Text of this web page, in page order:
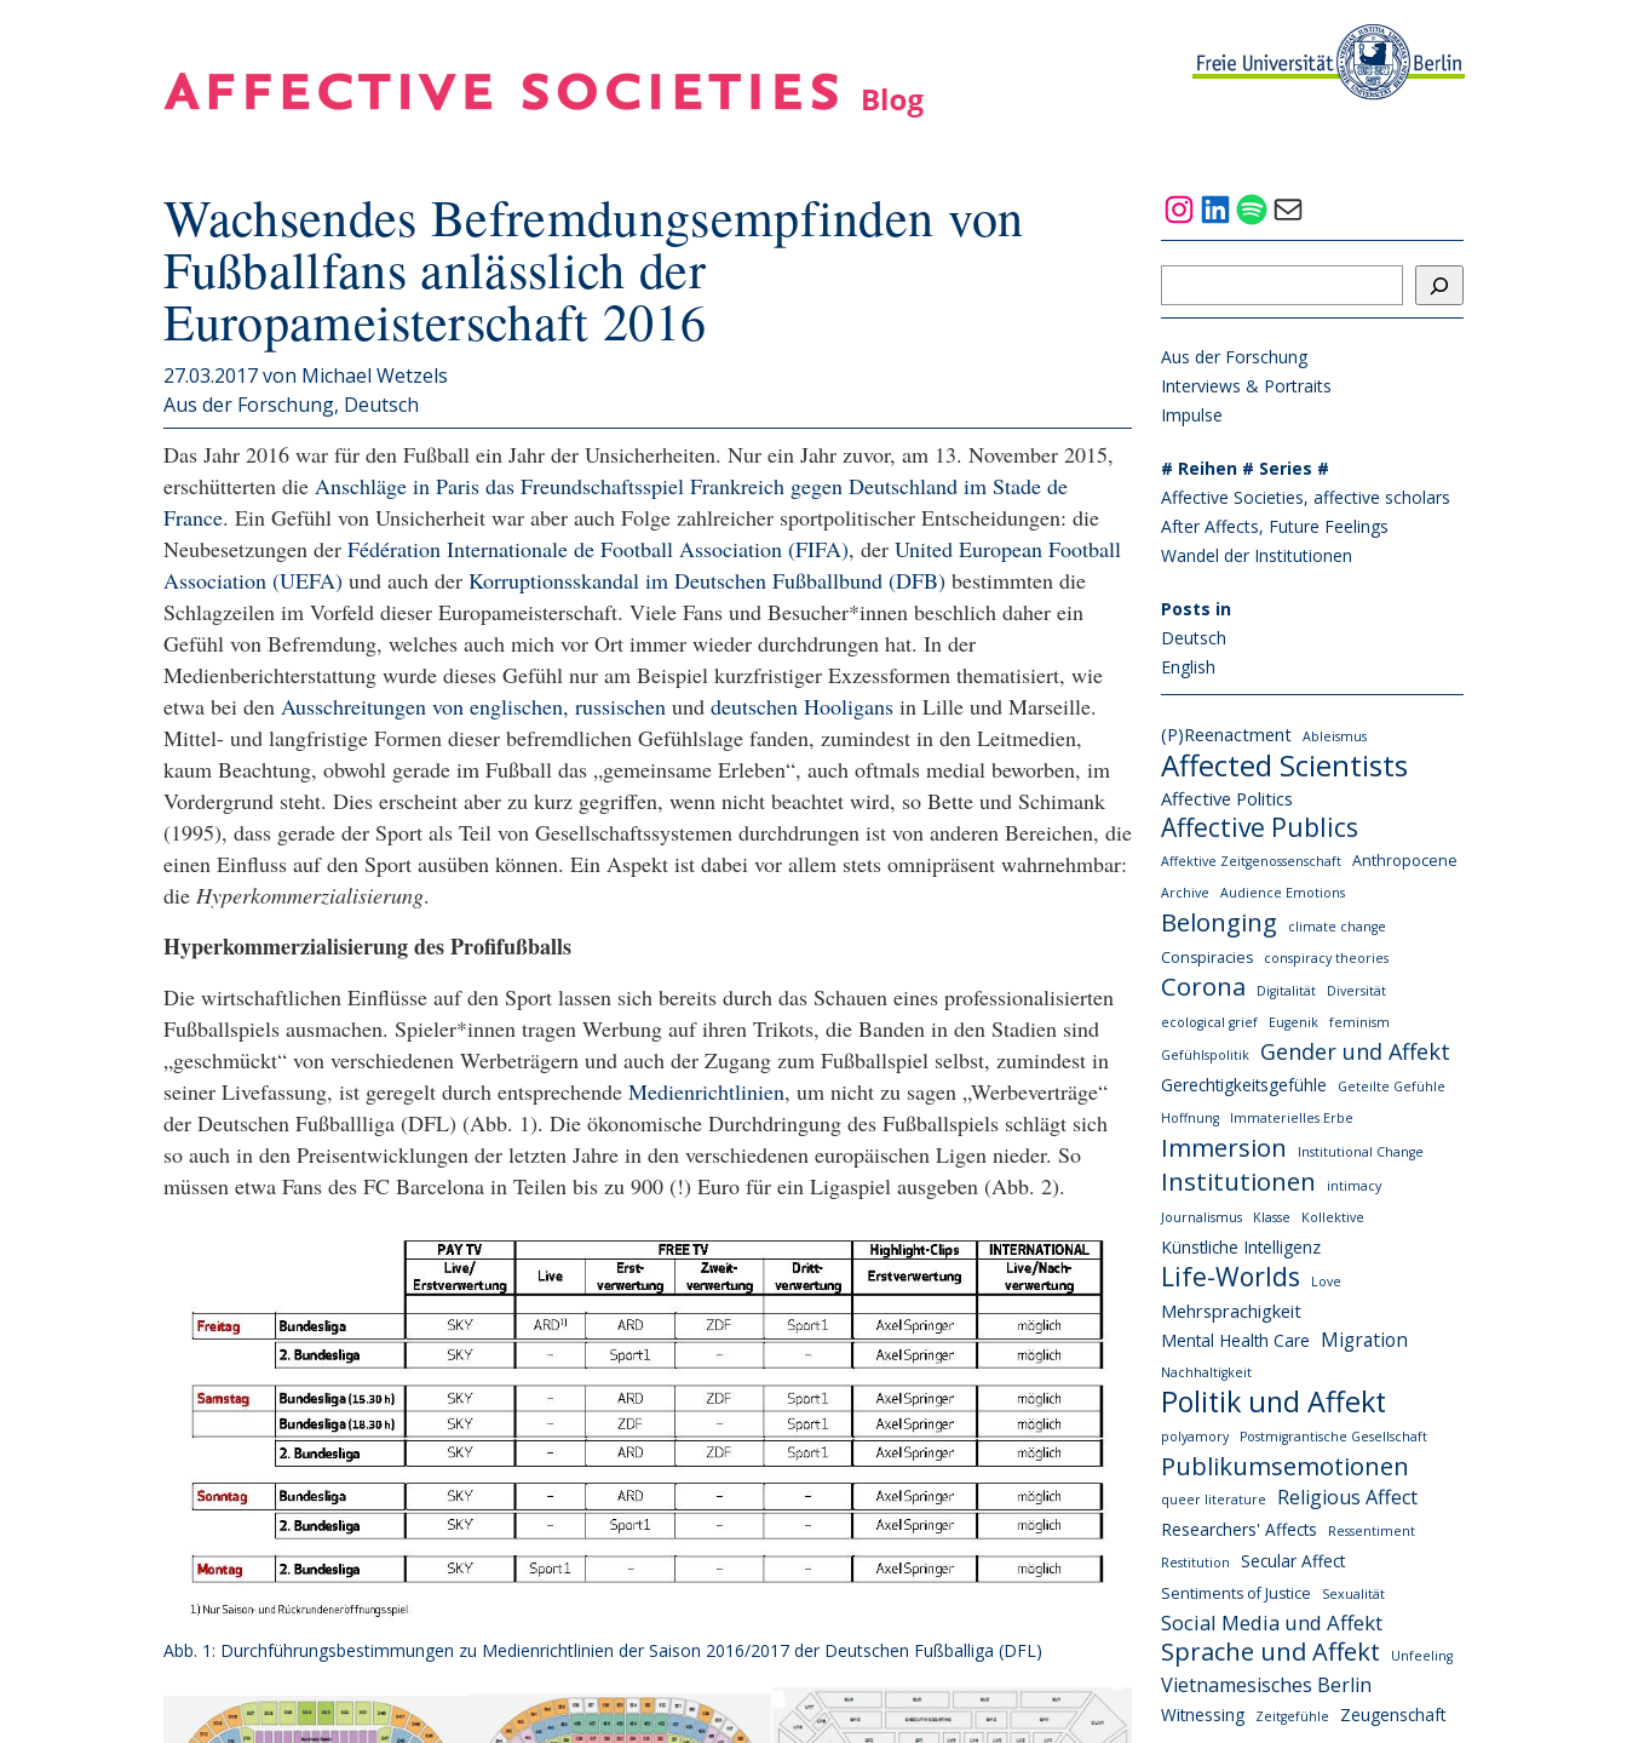
Wachsendes Befremdungsempfinden von
Fußballfans anlässlich der
Europameisterschaft 2016
27.03.2017 von Michael Wetzels
Aus der Forschung Deutsch
Das Jahr 2016 war für den Fußball ein Jahr der Unsicherheiten. Nur ein Jahr zuvor, am 13. November 2015,
erschütterten die Anschläge in Paris das Freundschaftsspiel Frankreich gegen Deutschland im Stade de
France. Ein Gefühl von Unsicherheit war aber auch Folge zahlreicher sportpolitischer Entscheidungen: die
Neubesetzungen der Fédération Internationale de Football Association (FIFA), der United European Football
Association (UEFA)und auch der Korruptionsskandal im Deutschen Fußballbund (DFB)bestimmten die
Schlagzeilen im Vorfeld dieser Europameisterschaft. Viele Fans und Besucher*innen beschlich daher ein
Gefühl von Befremdung, welches auch mich vor Ort immer wieder durchdrungen hat. In der
Medienberichterstattung wurde dieses Gefühl nur am Beispiel kurzfristiger Exzessformen thematisiert, wie
etwa bei den Ausschreitungen von englischen, russischenund deutschen Hooligansin Lille und Marseille.
Mittel- und langfristige Formen dieser befremdlichen Gefühlslage fanden, zumindest in den Leitmedien,
kaum Beachtung, obwohl gerade im Fußball das „gemeinsame Erleben“, auch oftmals medial beworben, im
Vordergrund steht. Dies erscheint aber zu kurz gegriffen, wenn nicht beachtet wird, so Bette und Schimank
(1995), dass gerade der Sport als Teil von Gesellschaftssystemen durchdrungen ist von anderen Bereichen, die
einen Einfluss auf den Sport ausüben können. Ein Aspekt ist dabei vor allem stets omnipräsent wahrnehmbar:
die Hyperkommerzialisierung.
Hyperkommerzialisierung des Profifußballs
Die wirtschaftlichen Einflüsse auf den Sport lassen sich bereits durch das Schauen eines professionalisierten
Fußballspiels ausmachen. Spieler*innen tragen Werbung auf ihren Trikots, die Banden in den Stadien sind
„geschmückt“ von verschiedenen Werbeträgern und auch der Zugang zum Fußballspiel selbst, zumindest in
seiner Livefassung, ist geregelt durch entsprechende Medienrichtlinien, um nicht zu sagen „Werbeverträge“
der Deutschen Fußballliga (DFL) (Abb. 1). Die ökonomische Durchdringung des Fußballspiels schlägt sich
so auch in den Preisentwicklungen der letzten Jahre in den verschiedenen europäischen Ligen nieder. So
müssen etwa Fans des FC Barcelona in Teilen bis zu 900 (!) Euro für ein Ligaspiel ausgeben (Abb. 2).
Abb. 1: Durchführungsbestimmungen zu Medienrichtlinien der Saison 2016/2017 der Deutschen Fußballiga (DFL)
Instagram
LinkedIn
Spotify
Mail
Aus der Forschung
Interviews & Portraits
Impulse
# Reihen # Series #
Affective Societies, affective scholars
After Affects, Future Feelings
Wandel der Institutionen
Posts in
Deutsch
English
(P)Reenactment Ableismus
Affected Scientists
Affective Politics
Affective Publics
Affektive Zeitgenossenschaft Anthropocene
Archive Audience Emotions
Belonging climate change
Conspiracies conspiracy theories
Corona Digitalität
Diversität
ecological grief
Eugenik
feminism
Gefühlspolitik
Gender und Affekt
Gerechtigkeitsgefühle
Geteilte Gefühle
Hoffnung
Immaterielles Erbe
Immersion Institutional Change
Institutionen
intimacy
Journalismus
Klasse Kollektive
Künstliche Intelligenz
Life-Worlds Love
Mehrsprachigkeit
Mental Health Care Migration
Nachhaltigkeit
Politik und Affekt
polyamory Postmigrantische Gesellschaft
Publikumsemotionen
queer literature Religious Affect
Researchers' Affects
Ressentiment
Restitution
Secular Affect
Sentiments of Justice Sexualität
Social Media und Affekt
Sprache und Affekt Unfeeling
Vietnamesisches Berlin
Witnessing Zeitgefühle Zeugenschaft